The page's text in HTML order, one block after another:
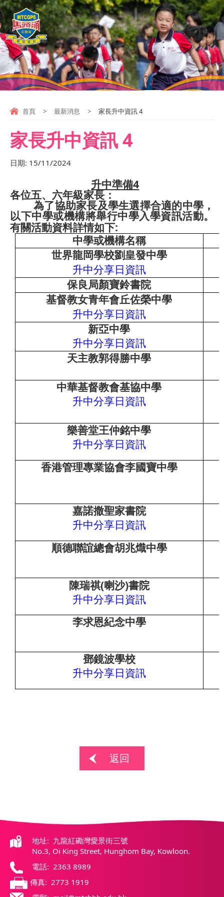
首頁 > 最新消息 > 家長升中資訊 4
家長升中資訊 4
日期: 15/11/2024
升中準備4
各位五、六年級家長：
為了協助家長及學生選擇合適的中學，
以下中學或機構將舉行中學入學資訊活動。
有關活動資料詳情如下:
中學或機構名稱
世界龍岡學校劉皇發中學
升中分享日資訊
保良局顏寶鈴書院
基督教女青年會丘佐榮中學
升中分享日資訊
新亞中學
升中分享日資訊
天主教郭得勝中學
中華基督教會基協中學
升中分享日資訊
樂善堂王仲銘中學
升中分享日資訊
香港管理專業協會李國寶中學
嘉諾撒聖家書院
升中分享日資訊
順德聯誼總會胡兆熾中學
陳瑞祺(喇沙)書院
升中分享日資訊
李求恩紀念中學
鄧鏡波學校
升中分享日資訊
返回
地址: 九龍紅磡灣愛景街三號
No.3, Oi King Street, Hunghom Bay, Kowloon.
電話: 2363 8989
傳真: 2773 1919